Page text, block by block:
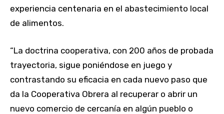
experiencia centenaria en el abastecimiento local
de alimentos.
“La doctrina cooperativa, con 200 años de probada
trayectoria, sigue poniéndose en juego y
contrastando su eficacia en cada nuevo paso que
da la Cooperativa Obrera al recuperar o abrir un
nuevo comercio de cercanía en algún pueblo o